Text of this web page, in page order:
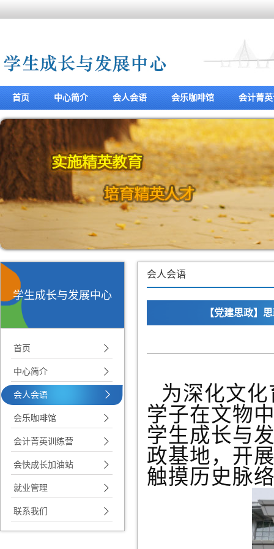
首页 中心简介 会人会语 会乐咖啡馆 会计菁
学生成长与发展中心
首页
中心简介
会人会语
会乐咖啡馆
会计菁英训练营
会快成长加油站
就业管理
联系我们
会人会语
【党建思政】
为深化文
学子在文物
学生成长与
政基地，开
触摸历史脉